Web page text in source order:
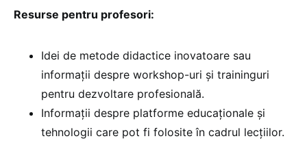
Resurse pentru profesori:
Idei de metode didactice inovatoare sau
informații despre workshop-uri și traininguri
pentru dezvoltare profesională.
Informații despre platforme educaționale și
tehnologii care pot fi folosite în cadrul lecțiilor.